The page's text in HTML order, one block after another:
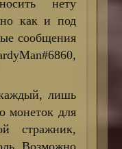
нету
как и под
сообщения
лишь
монеток для
стражник,